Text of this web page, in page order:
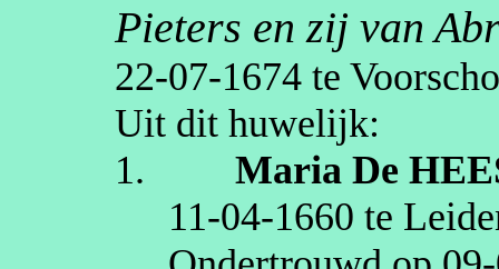
Pieters en zij van
22‑07‑1674 te
Uit dit huwelijk:
1.
Maria De
11‑04‑1660 te